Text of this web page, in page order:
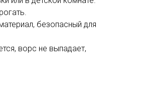
безопасный для
ворс не выпадает,